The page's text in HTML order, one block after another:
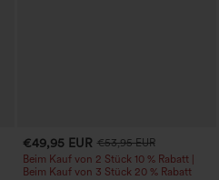
€49,95 EUR €53,95 EUR
Beim Kauf von 2 Stück 10 % Rabatt |
Beim Kauf von 3 Stück 20 % Rabatt